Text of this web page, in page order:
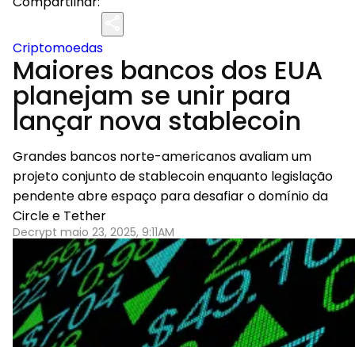
Criptomoedas
Maiores bancos dos EUA
planejam se unir para
lançar nova stablecoin
Grandes bancos norte-americanos avaliam um
projeto conjunto de stablecoin enquanto legislação
pendente abre espaço para desafiar o domínio da
Circle e Tether
Decrypt maio 23, 2025, 9:11AM